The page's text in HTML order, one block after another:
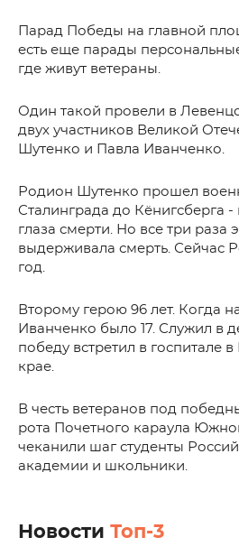
Парад Победы на главной
есть еще парады
где живут ветераны.
Один такой провели в
двух участников Великой
Шутенко и Павла Иванченко.
Родион Шутенко прошел
Сталинграда до Кёнигсберга
глаза смерти. Но все три раза
выдерживала смерть. Сейчас
год.
Второму герою 96 лет. Когда
Иванченко было 17. Служил в
победу встретил в госпитале
крае.
В честь ветеранов под
рота Почетного караула
чеканили шаг студенты
академии и школьники.
Новости Топ-3